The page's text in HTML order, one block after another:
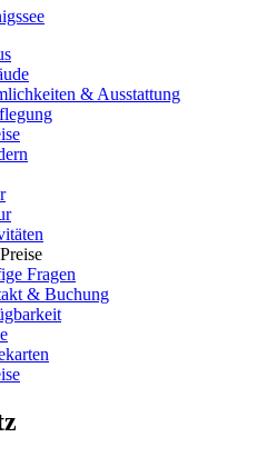
& Ausstattung
Fragen
& Buchung